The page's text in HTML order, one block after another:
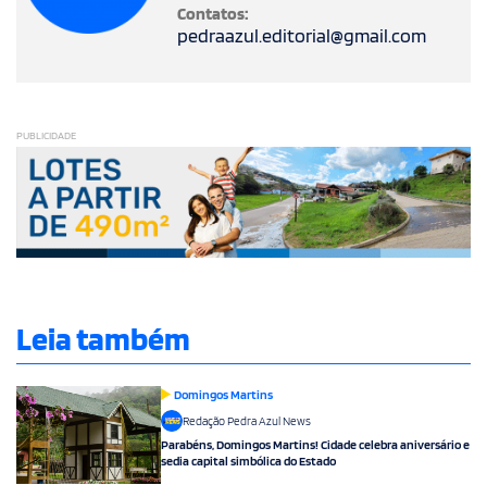
Contatos:
pedraazul.editorial@gmail.com
PUBLICIDADE
Leia também
Domingos Martins
Redação Pedra Azul News
Parabéns, Domingos Martins! Cidade celebra aniversário e
sedia capital simbólica do Estado